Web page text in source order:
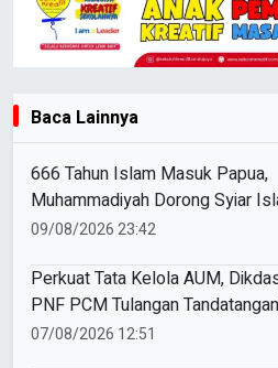
Baca Lainnya
666 Tahun Islam Masuk Papua,
Muhammadiyah Dorong Syiar
Berkemajuan di Fakfak
09/08/2026 23:42
Perkuat Tata Kelola AUM,
PNF PCM Tulangan
Integritas
07/08/2026 12:51